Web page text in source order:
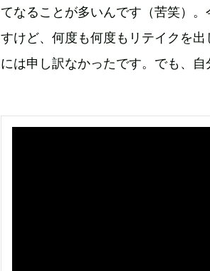
てなることが多いんです（苦笑）
すけど、何度も何度もリテイクを
には申し訳なかったです。でも、自